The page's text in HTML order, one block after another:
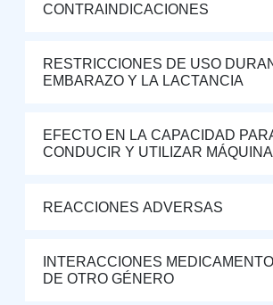
CONTRAINDICACIONES
RESTRICCIONES DE USO
EMBARAZO Y LA LACTANCIA
EFECTO EN LA CAPACIDAD
CONDUCIR Y UTILIZAR
REACCIONES ADVERSAS
INTERACCIONES
DE OTRO GÉNERO